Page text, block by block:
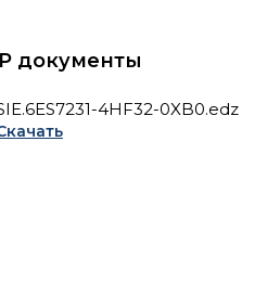
документы
4HF32-0XB0.edz